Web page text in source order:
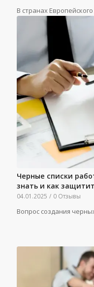
В странах
Черные списки
знать и как
04.01.2025 / 0 Отзывы
Вопрос создания